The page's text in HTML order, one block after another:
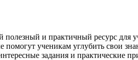
полезный и практичный ресурс
ученикам углубить свои
задания и практические